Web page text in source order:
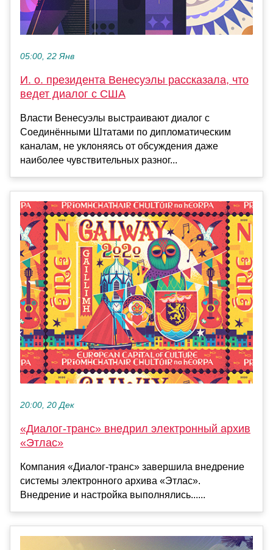
05:00, 22 Янв
И. о. президента Венесуэлы рассказала, что
ведет диалог с США
Власти Венесуэлы выстраивают диалог с
Соединёнными Штатами по дипломатическим
каналам, не уклоняясь от обсуждения даже
наиболее чувствительных разног...
20:00, 20 Дек
«Диалог-транс» внедрил электронный архив
«Этлас»
Компания «Диалог-транс» завершила внедрение
системы электронного архива «Этлас».
Внедрение и настройка выполнялись......